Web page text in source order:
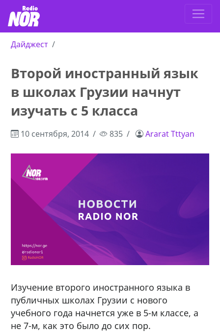
Дайджест
Второй иностранный язык
в школах Грузии начнут
изучать с 5 класса
10 сентября, 2014 835 Ararat Tttyan
Изучение второго иностранного языка в
публичных школах Грузии с нового
учебного года начнется уже в 5-м классе, а
не 7-м, как это было до сих пор.